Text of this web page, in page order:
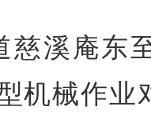
慈溪庵东
机械作业